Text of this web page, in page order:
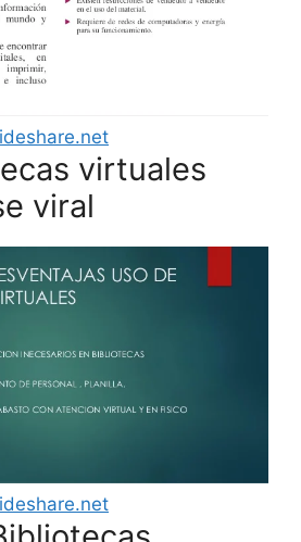
virtuales
viral